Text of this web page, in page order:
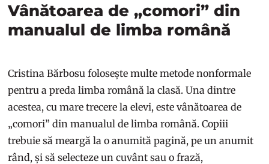
Vânătoarea de „comori” din
manualul de limba română
Cristina Bărbosu folosește multe metode nonformale
pentru a preda limba română la clasă. Una dintre
acestea, cu mare trecere la elevi, este vânătoarea de
„comori” din manualul de limba română. Copiii
trebuie să meargă la o anumită pagină, pe un anumit
rând, și să selecteze un cuvânt sau o frază,